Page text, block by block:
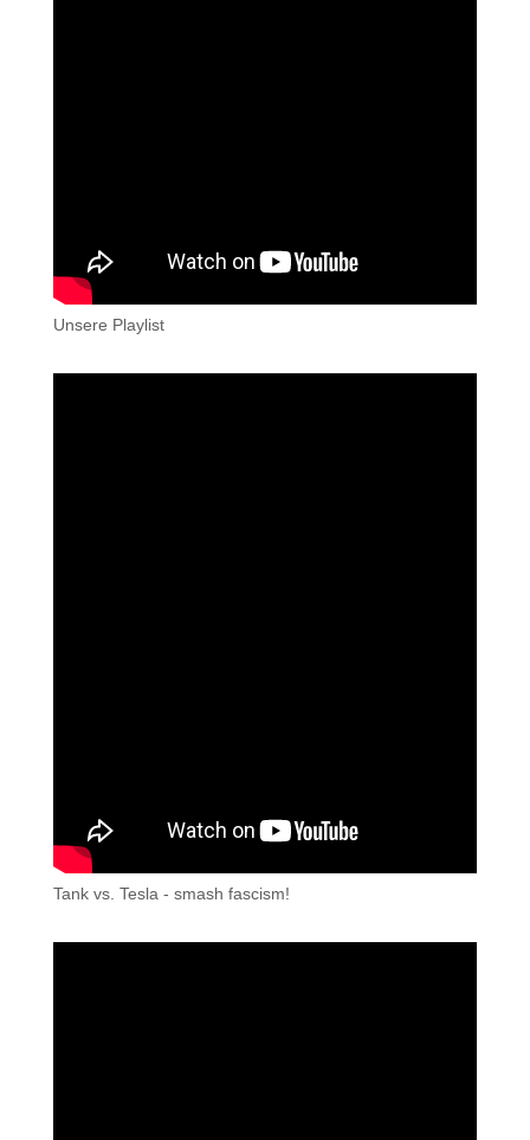
Unsere Playlist
Tank vs. Tesla - smash fascism!